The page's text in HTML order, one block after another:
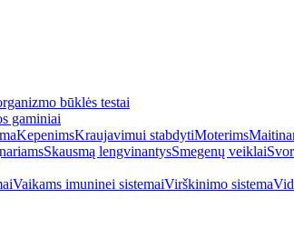
būklės testai
gaminiai
KepenimsKraujavimui stabdytiMoterims
Skausmą lengvinantysSmegenų veiklai
Vaikams imuninei sistemaiVirškinimo sistema